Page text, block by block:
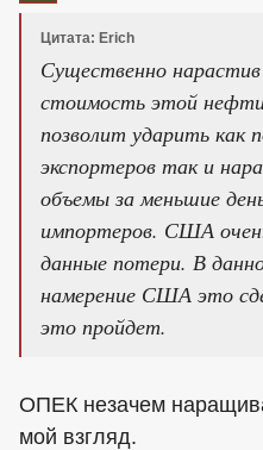
Цитата: Erich
Существенно
стоимость этой
позволит ударить
экспортеров так и
объемы за меньшие
импортеров. США
данные потери. В
намерение США это
это пройдет.
ОПЕК незачем
мой взгляд.